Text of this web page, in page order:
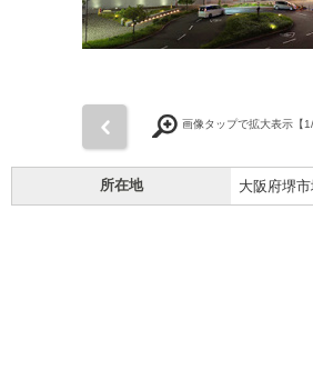
画像タップで拡大表示【1
所在地 大阪府堺